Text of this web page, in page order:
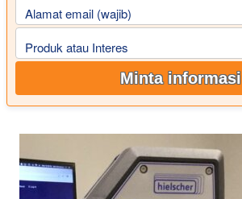
Alamat email (wajib)
Produk atau Interes
Minta informasi